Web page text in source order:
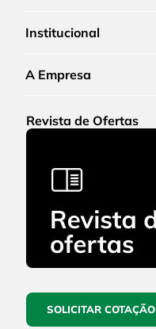
Institucional
A Empresa
Revista de Ofertas
SOLICITAR COTAÇÃO